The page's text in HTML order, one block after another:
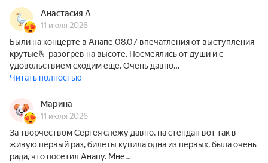
Анастасия А
11 июля 2026
Были на концерте в Анапе 08.07 впечатления от выступления
крутые🫰 разогрев на высоте. Посмеялись от души и с
удовольствием сходим ещё. Очень давно…
Читать полностью
Марина
11 июля 2026
За творчеством Сергея слежу давно, на стендап вот так в
живую первый раз, билеты купила одна из первых, была очень
рада, что посетил Анапу. Мне…